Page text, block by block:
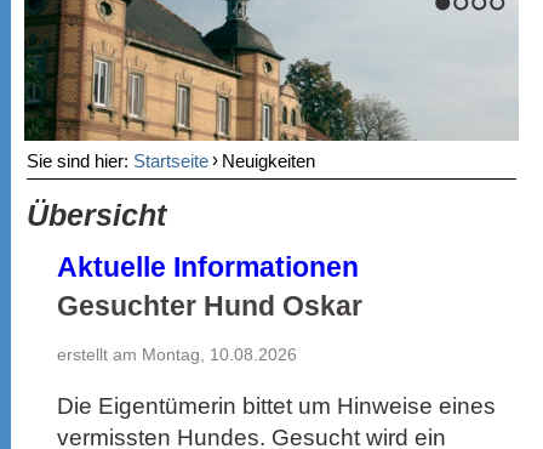
Sie sind hier: Startseite› Neuigkeiten
Übersicht
Aktuelle Informationen
Gesuchter Hund Oskar
erstellt am Montag, 10.08.2026
Die Eigentümerin bittet um Hinweise eines
vermissten Hundes. Gesucht wird ein